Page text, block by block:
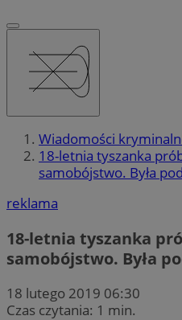
Wiadomości
18-letnia tyszanka
samobójstwo. Była
reklama
18-letnia tyszanka
samobójstwo. Była
18 lutego 2019 06:30
Czas czytania: 1 min.